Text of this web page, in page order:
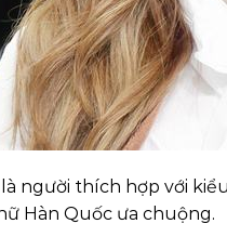
người thích hợp với
Hàn Quốc ưa chuộng.